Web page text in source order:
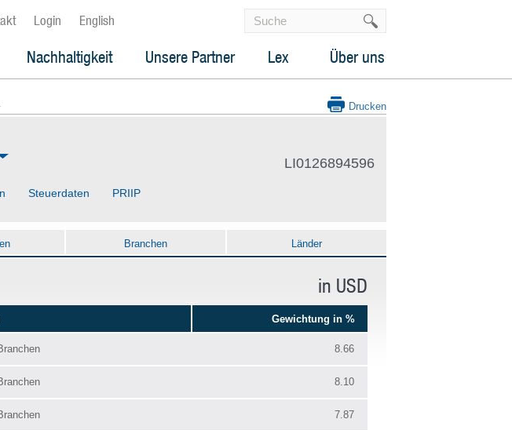
Login English
Nachhaltigkeit Unsere Partner Lex Über uns
Drucken
LI0126894596
Steuerdaten PRIIP
Branchen Länder
in USD
Gewichtung in %
8.66
8.10
7.87